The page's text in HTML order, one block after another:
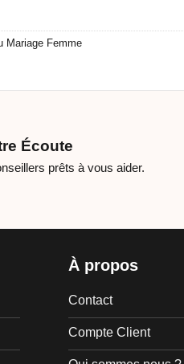
Mariage Femme
Écoute
prêts à vous aider.
À propos
Contact
Compte Client